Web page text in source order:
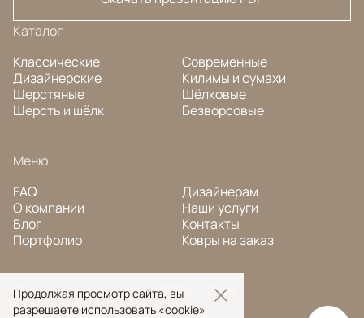
Каталог
Классические
Дизайнерские
Шерстяные
Шерсть и шёлк
Современные
Килимы и сумахи
Шёлковые
Безворсовые
Меню
FAQ
О компании
Блог
Портфолио
Дизайнерам
Наши услуги
Контакты
Ковры на заказ
© Ansy Carpet Company 2005 — 2026
Продолжая просмотр сайта, вы
разрешаете использовать «cookie»